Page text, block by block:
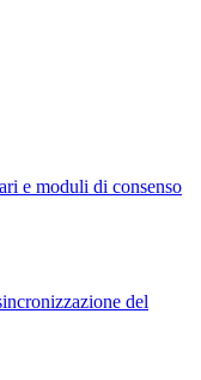
e moduli di consenso
del